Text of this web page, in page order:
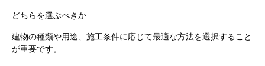
どちらを選ぶべきか
建物の種類や用途、施工条件に応じて最適な方法を選択すること
が重要です。